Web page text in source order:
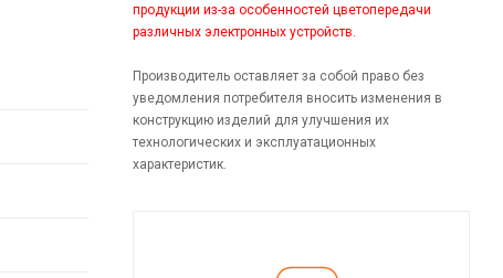
продукции из-за особенностей цветопередачи
различных электронных устройств.
Производитель оставляет за собой право без
уведомления потребителя вносить изменения в
конструкцию изделий для улучшения их
технологических и эксплуатационных
характеристик.